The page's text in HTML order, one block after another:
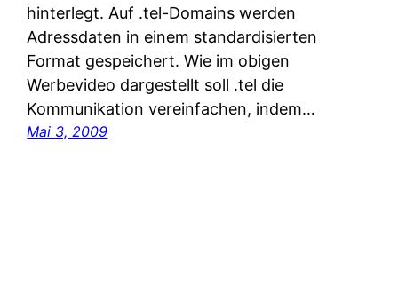
hinterlegt. Auf .tel-Domains werden
Adressdaten in einem standardisierten
Format gespeichert. Wie im obigen
Werbevideo dargestellt soll .tel die
Kommunikation vereinfachen, indem…
Mai 3, 2009